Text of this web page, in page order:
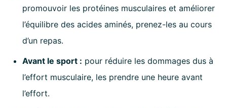
promouvoir les protéines musculaires et améliorer
l’équilibre des acides aminés, prenez-les au cours
d’un repas.
Avant le sport : pour réduire les dommages dus à
l’effort musculaire, les prendre une heure avant
l’effort.